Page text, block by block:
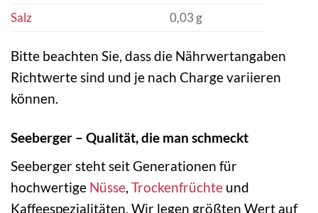
Salz
0,03 g
Bitte beachten Sie, dass die Nährwertangaben
Richtwerte sind und je nach Charge variieren
können.
Seeberger – Qualität, die man schmeckt
Seeberger steht seit Generationen für
hochwertige Nüsse, Trockenfrüchte und
Kaffeespezialitäten. Wir legen größten Wert auf